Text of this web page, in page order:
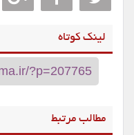
لینک کوتاه
مطالب مرتبط